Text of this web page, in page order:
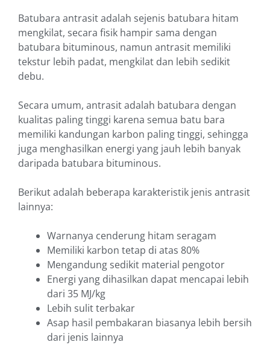
Batubara antrasit adalah sejenis batubara hitam
mengkilat, secara fisik hampir sama dengan
batubara bituminous, namun antrasit memiliki
tekstur lebih padat, mengkilat dan lebih sedikit
debu.
Secara umum, antrasit adalah batubara dengan
kualitas paling tinggi karena semua batu bara
memiliki kandungan karbon paling tinggi, sehingga
juga menghasilkan energi yang jauh lebih banyak
daripada batubara bituminous.
Berikut adalah beberapa karakteristik jenis antrasit
lainnya:
Warnanya cenderung hitam seragam
Memiliki karbon tetap di atas 80%
Mengandung sedikit material pengotor
Energi yang dihasilkan dapat mencapai lebih
dari 35 MJ/kg
Lebih sulit terbakar
Asap hasil pembakaran biasanya lebih bersih
dari jenis lainnya